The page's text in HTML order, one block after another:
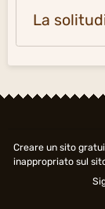
La
Creare un sito
inappropriato sul